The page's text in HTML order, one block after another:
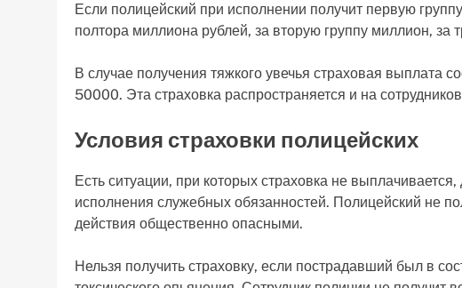
Если полицейский при исполнении получит первую
полтора миллиона рублей, за вторую группу миллион, за
В случае получения тяжкого увечья страховая выплата
50000. Эта страховка распространяется и на
Условия страховки полицейских
Есть ситуации, при которых страховка не
исполнения служебных обязанностей. Полицейский не
действия общественно опасными.
Нельзя получить страховку, если пострадавший был в